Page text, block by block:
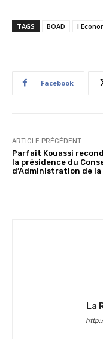
TAGS BOAD l
Facebook
ARTICLE PRÉCÉDENT
Parfait Kouassi
la présidence du
d’Administration de la
La